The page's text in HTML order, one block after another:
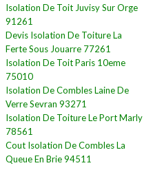
Isolation De Toit Juvisy Sur Orge
91261
Devis Isolation De Toiture La
Ferte Sous Jouarre 77261
Isolation De Toit Paris 10eme
75010
Isolation De Combles Laine De
Verre Sevran 93271
Isolation De Toiture Le Port Marly
78561
Cout Isolation De Combles La
Queue En Brie 94511